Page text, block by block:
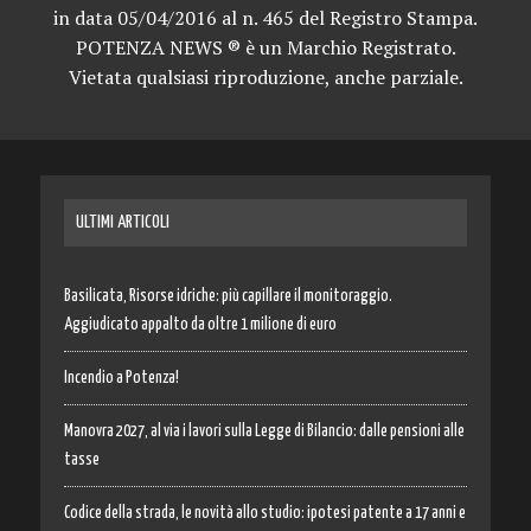
in data 05/04/2016 al n. 465 del Registro Stampa.
POTENZA NEWS ® è un Marchio Registrato.
Vietata qualsiasi riproduzione, anche parziale.
ULTIMI ARTICOLI
Basilicata, Risorse idriche: più capillare il monitoraggio.
Aggiudicato appalto da oltre 1 milione di euro
Incendio a Potenza!
Manovra 2027, al via i lavori sulla Legge di Bilancio: dalle pensioni alle
tasse
Codice della strada, le novità allo studio: ipotesi patente a 17 anni e